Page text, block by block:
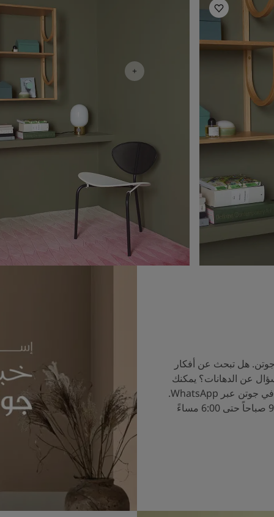
هل تبحث عن أفكار
عن الدهانات؟ يمكنك
الآن التحدث إلى خبراء الألوان في جوتن عبر WhatsApp.
ساعات العمل من الساعة 9:00 صباحاً حتى 6:00 مساءً